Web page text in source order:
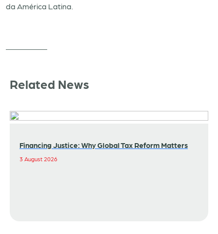
da América Latina.
Related News
Financing Justice: Why Global Tax Reform Matters
3 August 2026